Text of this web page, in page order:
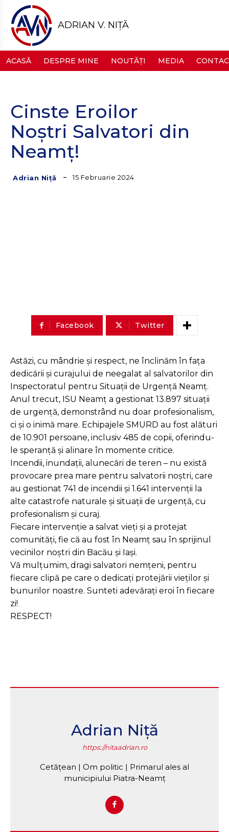
ADRIAN V. NIȚĂ
ACASĂ DESPRE MINE NOUTĂȚI MEDIA
Cinste Eroilor
Noștri Salvatori din
Neamț!
Adrian Niță 15 Februarie 2024
Facebook Twitter
Astăzi, cu mândrie și respect, ne înclinăm în fața
dedicării și curajului de neegalat al salvatorilor din
Inspectoratul pentru Situații de Urgență Neamț.
Anul trecut, ISU Neamț a gestionat 13.897 situații
de urgență, demonstrând nu doar profesionalism,
ci și o inimă mare. Echipajele SMURD au fost alături
de 10.901 persoane, inclusiv 485 de copii, oferindu-
le speranță și alinare în momente critice.
Incendii, inundații, alunecări de teren – nu există
provocare prea mare pentru salvatorii noștri, care
au gestionat 741 de incendii și 1.641 intervenții la
alte catastrofe naturale și situații de urgență, cu
profesionalism și curaj.
Fiecare intervenție a salvat vieți și a protejat
comunități, fie că au fost în Neamț sau în sprijinul
vecinilor noștri din Bacău și Iași.
Vă mulțumim, dragi salvatori nemțeni, pentru
fiecare clipă pe care o dedicați protejării vieților și
bunurilor noastre. Sunteti adevărați eroi în fiecare
zi!
RESPECT!
Adrian Niță
https://nitaadrian.ro
Cetățean | Om politic | Primarul ales al
municipiului Piatra-Neamț